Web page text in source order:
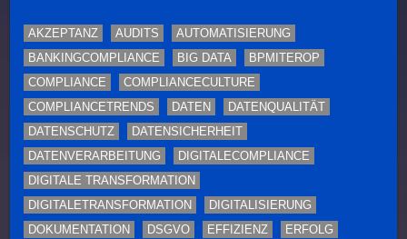
AKZEPTANZ AUDITS
AUTOMATISIERUNG
BANKINGCOMPLIANCE
BIG DATA
BPMITEROP
COMPLIANCE
COMPLIANCECULTURE
COMPLIANCETRENDS
DATEN
DATENQUALITÄT
DATENSCHUTZ
DATENSICHERHEIT
DATENVERARBEITUNG
DIGITALECOMPLIANCE
DIGITALE TRANSFORMATION
DIGITALETRANSFORMATION
DIGITALISIERUNG
DOKUMENTATION
DSGVO EFFIZIENZ
ERFOLG